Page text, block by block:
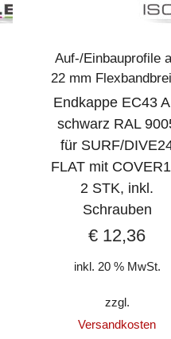
Auf-/Einbauprofile
22 mm
Endkappe EC43
schwarz RAL
für SURF/
FLAT mit
2 STK, inkl.
Schrauben
€ 12,36
inkl. 20 % MwSt.
zzgl.
Versandkosten